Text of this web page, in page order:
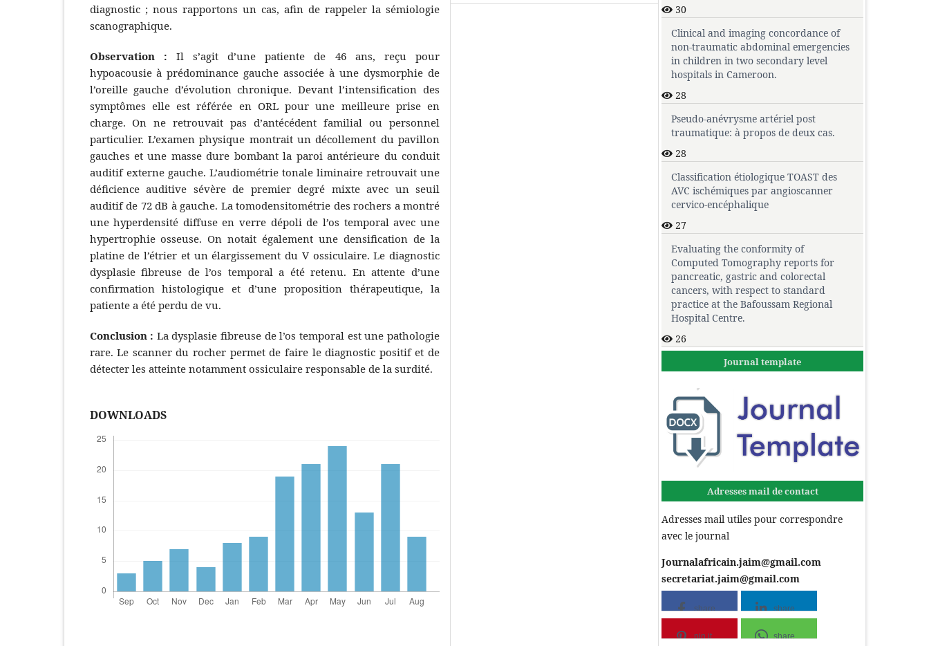
diagnostic ; nous rapportons un cas, afin de rappeler la sémiologie
scanographique.
Observation : Il s’agit d’une patiente de 46 ans, reçu pour
hypoacousie à prédominance gauche associée à une dysmorphie de
l’oreille gauche d’évolution chronique. Devant l’intensification des
symptômes elle est référée en ORL pour une meilleure prise en
charge. On ne retrouvait pas d’antécédent familial ou personnel
particulier. L’examen physique montrait un décollement du pavillon
gauches et une masse dure bombant la paroi antérieure du conduit
auditif externe gauche. L’audiométrie tonale liminaire retrouvait une
déficience auditive sévère de premier degré mixte avec un seuil
auditif de 72 dB à gauche. La tomodensitométrie des rochers a montré
une hyperdensité diffuse en verre dépoli de l’os temporal avec une
hypertrophie osseuse. On notait également une densification de la
platine de l’étrier et un élargissement du V ossiculaire. Le diagnostic
dysplasie fibreuse de l’os temporal a été retenu. En attente d’une
confirmation histologique et d’une proposition thérapeutique, la
patiente a été perdu de vu.
Conclusion : La dysplasie fibreuse de l’os temporal est une pathologie
rare. Le scanner du rocher permet de faire le diagnostic positif et de
détecter les atteinte notamment ossiculaire responsable de la surdité.
DOWNLOADS
30
Clinical and imaging concordance of
non-traumatic abdominal emergencies
in children in two secondary level
hospitals in Cameroon.
28
Pseudo-anévrysme artériel post
traumatique: à propos de deux cas.
28
Classification étiologique TOAST des
AVC ischémiques par angioscanner
cervico-encéphalique
27
Evaluating the conformity of
Computed Tomography reports for
pancreatic, gastric and colorectal
cancers, with respect to standard
practice at the Bafoussam Regional
Hospital Centre.
26
Journal template
Adresses mail de contact
Adresses mail utiles pour correspondre
avec le journal
Journalafricain.jaim@gmail.com
secretariat.jaim@gmail.com
share share
pin it share